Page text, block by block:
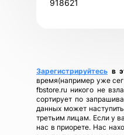
918621
Зарегистрируйтесь в
время(например уже
fbstore.ru никого не
сортирует по
данных может
третьим лицам. Если у
нас в приорете. Нас